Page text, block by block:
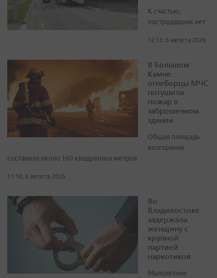
К счастью,
пострадавших нет
12:12, 6 августа 2026
В Большом
Камне
огнеборцы МЧС
потушили
пожар в
заброшенном
здании
Общая площадь
возгорания
составила около 160 квадратных метров
11:16, 6 августа 2026
Во
Владивостоке
задержали
женщину с
крупной
партией
наркотиков
Малолетние